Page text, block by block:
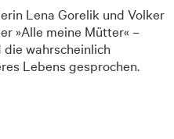
Lena Gorelik und Volker
»Alle meine Mütter« –
die wahrscheinlich
Lebens gesprochen.